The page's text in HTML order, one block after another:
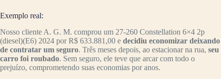
Exemplo real:
Nosso cliente A. G. M. comprou um 27-260 Constellation 6×4 2p
(diesel)(E6) 2024 por R$ 633.881,00 e decidiu economizar deixando
de contratar um seguro. Três meses depois, ao estacionar na rua, seu
carro foi roubado. Sem seguro, ele teve que arcar com todo o
prejuízo, comprometendo suas economias por anos.